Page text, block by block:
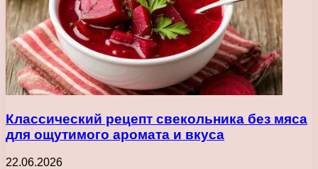
Классический рецепт свекольника без мяса
для ощутимого аромата и вкуса
22.06.2026